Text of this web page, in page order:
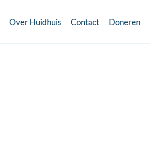
Over Huidhuis Contact Doneren